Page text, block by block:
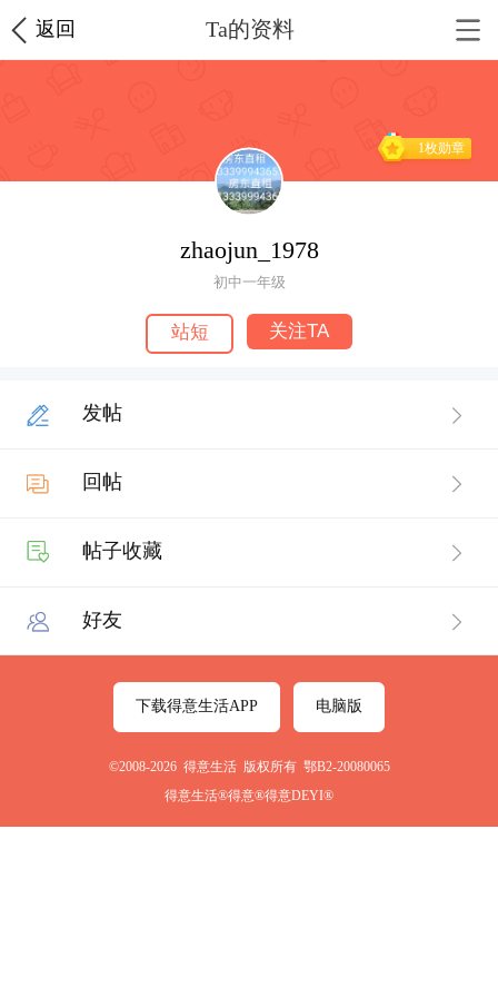
返回 Ta的资料
1枚勋章
zhaojun_1978
初中一年级
站短 关注TA
发帖
回帖
帖子收藏
好友
下载得意生活APP 电脑版
©2008-2026 得意生活 版权所有 鄂B2-20080065
得意生活®得意®得意DEYI®